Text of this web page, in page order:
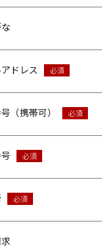
ドレス
（携帯可）